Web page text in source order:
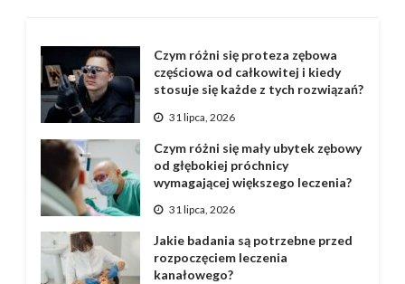
Czym różni się proteza zębowa
częściowa od całkowitej i kiedy
stosuje się każde z tych rozwiązań?
31 lipca, 2026
Czym różni się mały ubytek zębowy
od głębokiej próchnicy
wymagającej większego leczenia?
31 lipca, 2026
Jakie badania są potrzebne przed
rozpoczęciem leczenia
kanałowego?